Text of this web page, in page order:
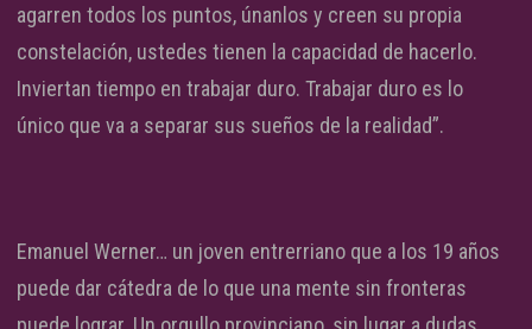
agarren todos los puntos, únanlos y creen su propia
constelación, ustedes tienen la capacidad de hacerlo.
Inviertan tiempo en trabajar duro. Trabajar duro es lo
único que va a separar sus sueños de la realidad”.
Emanuel Werner… un joven entrerriano que a los 19 años
puede dar cátedra de lo que una mente sin fronteras